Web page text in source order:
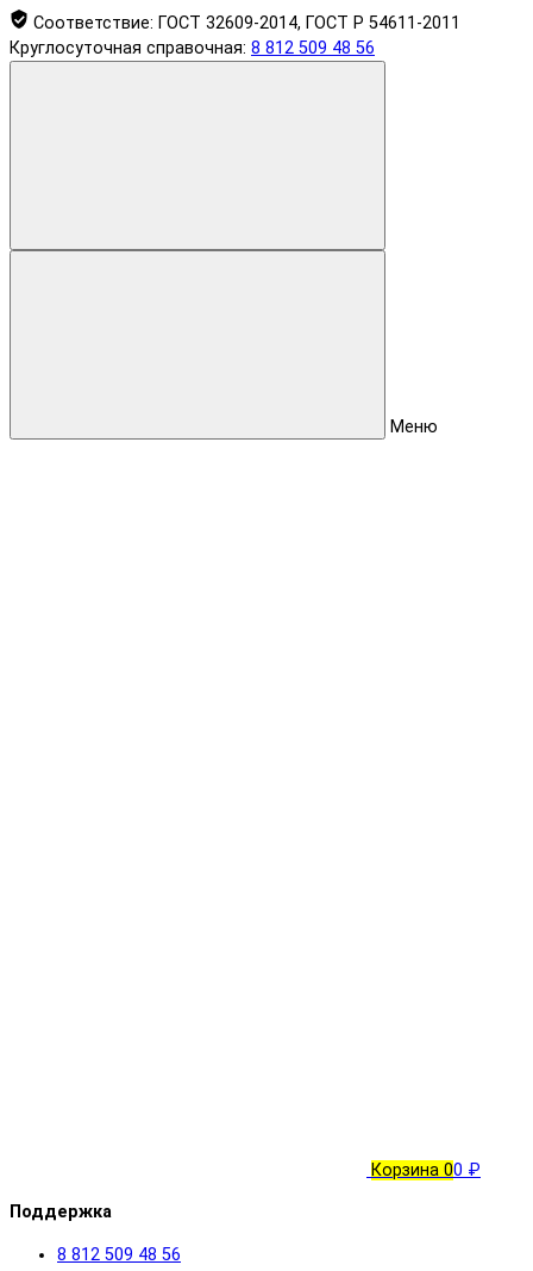
Соответствие: ГОСТ 32609-2014, ГОСТ Р 54611-2011
Круглосуточная справочная: 8 812 509 48 56
Меню
Корзина 00 ₽
Поддержка
8 812 509 48 56